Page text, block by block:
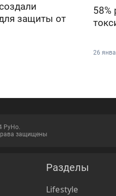
защиты от
58%
26
РуНо.
защищены
Разделы
Lifestyle